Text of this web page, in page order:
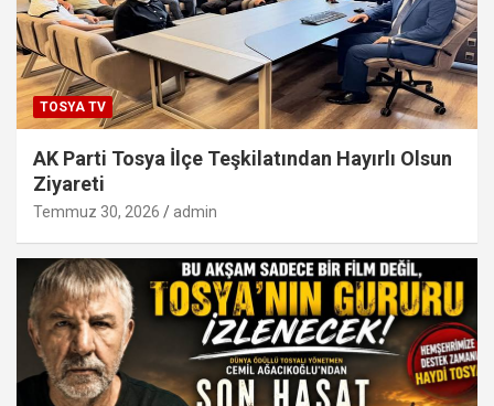
TOSYA TV
AK Parti Tosya İlçe Teşkilatından Hayırlı Olsun
Ziyareti
Temmuz 30, 2026 admin